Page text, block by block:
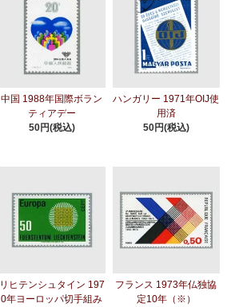
中国 1988年国際ボラン
ティアデー
50円(税込)
ハンガリー 1971年OIJ使
用済
50円(税込)
リヒテンシュタイン 197
0年ヨーロッパ切手組み
フランス 1973年仏独協
定10年（※）